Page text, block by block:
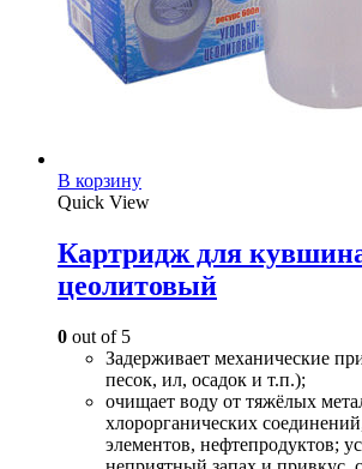
В корзину
Quick View
Картридж для
цеолитовый
0 out of 5
Задерживает механические
песок, ил, осадок и т.п.);
очищает воду от тяжёлых
хлорорганических
элементов, нефтепродуктов;